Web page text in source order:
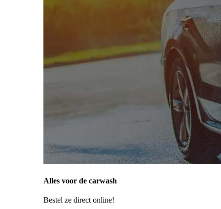
Alles voor de carwash
Bestel ze direct online!